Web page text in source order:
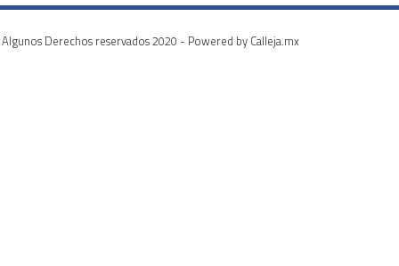
Algunos Derechos reservados 2020 - Powered by Calleja.mx